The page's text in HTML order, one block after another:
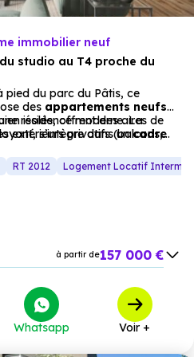
immobilier neuf
studio au T4 proche du
pied du parc du Pâtis, ce
des appartements neufs
résidence moderne. La
s’intègre dans uncadre
isolés, offrent des aires de
extérieurs privatifs (balcons,
locatif, dans un
RT 2012 Logement Locatif
à partir de157 000 €
à partir de 237 000 €
Whatsapp Voir +